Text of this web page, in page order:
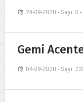
28-09-2020 - Sayı: 0
Gemi
04-09-2020 - Sayı: